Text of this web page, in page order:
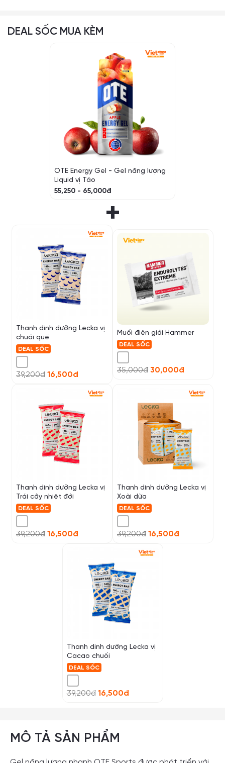
DEAL SỐC MUA KÈM
OTE Energy Gel - Gel năng lượng
Liquid vị Táo
55,250 - 65,000đ
+
Thanh dinh dưỡng Lecka vị
chuối quế
DEAL SỐC
39,200đ 16,500đ
Muối điện giải Hammer
DEAL SỐC
35,000đ 30,000đ
Thanh dinh dưỡng Lecka vị
Trái cây nhiệt đới
DEAL SỐC
39,200đ 16,500đ
Thanh dinh dưỡng Lecka vị
Xoài dừa
DEAL SỐC
39,200đ 16,500đ
Thanh dinh dưỡng Lecka vị
Cacao chuối
DEAL SỐC
39,200đ 16,500đ
MÔ TẢ SẢN PHẨM